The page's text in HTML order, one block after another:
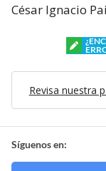
César Ignacio
Revisa nuestra
Síguenos en: